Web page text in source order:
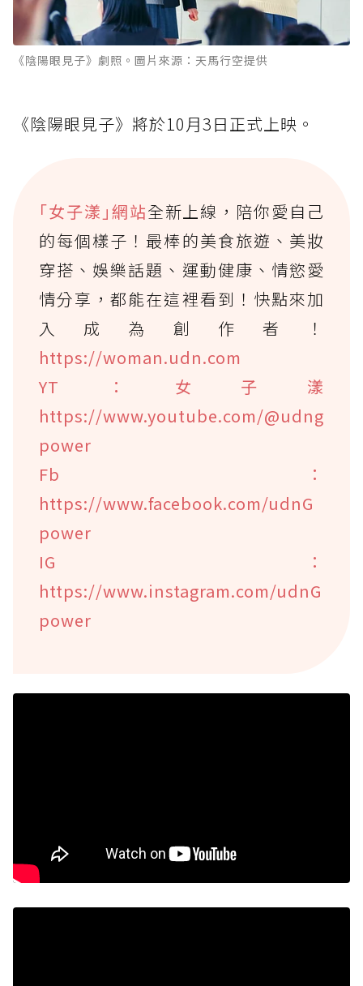
《陰陽眼見子》劇照。圖片來源：天馬行空提供
《陰陽眼見子》將於10月3日正式上映。
｢女子漾｣網站全新上線，陪你愛自己
的每個樣子！最棒的美食旅遊、美妝
穿搭、娛樂話題、運動健康、情慾愛
情分享，都能在這裡看到！快點來加
入成為創作者！
https://woman.udn.com
YT：女子漾
https://www.youtube.com/@udng
power
Fb：
https://www.facebook.com/udnG
power
IG：
https://www.instagram.com/udnG
power